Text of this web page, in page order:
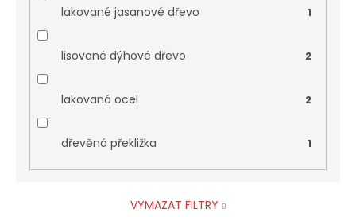
lakované jasanové dřevo 1
lisované dýhové dřevo 2
lakovaná ocel 2
dřevěná překližka 1
VYMAZAT FILTRY